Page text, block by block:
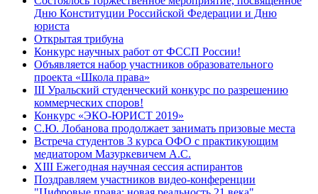
Дню Конституции Российской Федерации и Дню
юриста
Открытая трибуна
Конкурс научных работ от ФССП России!
Объявляется набор участников образовательного
проекта «Школа права»
III Уральский студенческий конкурс по разрешению
коммерческих споров!
Конкурс «ЭКО-ЮРИСТ 2019»
С.Ю. Лобанова продолжает занимать призовые места
Встреча студентов 3 курса ОФО с практикующим
медиатором Мазуркевичем А.С.
ХIII Ежегодная научная сессия аспирантов
Поздравляем участников видео-конференции